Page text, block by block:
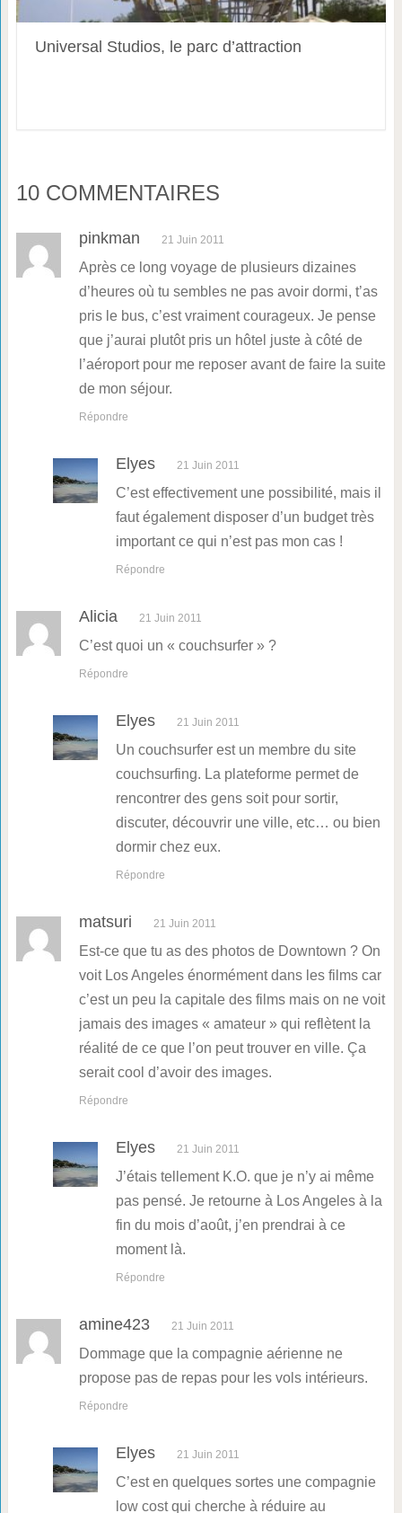
Universal Studios, le parc d’attraction
10 COMMENTAIRES
pinkman 21 Juin 2011
Après ce long voyage de plusieurs dizaines
d’heures où tu sembles ne pas avoir dormi, t’as
pris le bus, c’est vraiment courageux. Je pense
que j’aurai plutôt pris un hôtel juste à côté de
l’aéroport pour me reposer avant de faire la suite
de mon séjour.
Répondre
Elyes 21 Juin 2011
C’est effectivement une possibilité, mais il
faut également disposer d’un budget très
important ce qui n’est pas mon cas !
Répondre
Alicia 21 Juin 2011
C’est quoi un « couchsurfer » ?
Répondre
Elyes 21 Juin 2011
Un couchsurfer est un membre du site
couchsurfing. La plateforme permet de
rencontrer des gens soit pour sortir,
discuter, découvrir une ville, etc… ou bien
dormir chez eux.
Répondre
matsuri 21 Juin 2011
Est-ce que tu as des photos de Downtown ? On
voit Los Angeles énormément dans les films car
c’est un peu la capitale des films mais on ne voit
jamais des images « amateur » qui reflètent la
réalité de ce que l’on peut trouver en ville. Ça
serait cool d’avoir des images.
Répondre
Elyes 21 Juin 2011
J’étais tellement K.O. que je n’y ai même
pas pensé. Je retourne à Los Angeles à la
fin du mois d’août, j’en prendrai à ce
moment là.
Répondre
amine423 21 Juin 2011
Dommage que la compagnie aérienne ne
propose pas de repas pour les vols intérieurs.
Répondre
Elyes 21 Juin 2011
C’est en quelques sortes une compagnie
low cost qui cherche à réduire au